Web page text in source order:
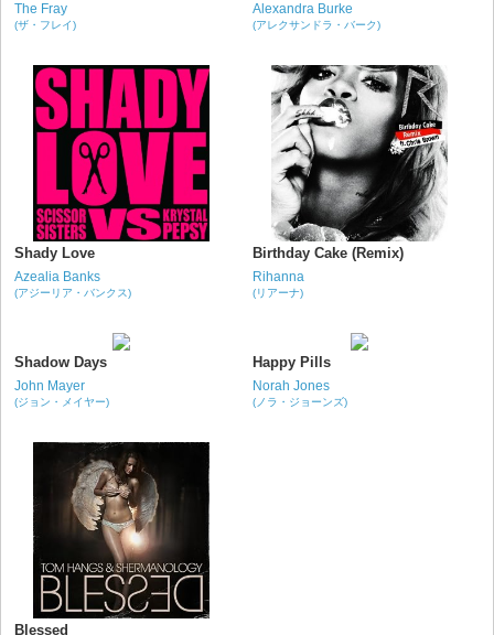
The Fray
(ザ・フレイ)
Alexandra Burke
(アレクサンドラ・バーク)
Shady Love
Azealia Banks
(アジーリア・バンクス)
Birthday Cake (Remix)
Rihanna
(リアーナ)
Shadow Days
John Mayer
(ジョン・メイヤー)
Happy Pills
Norah Jones
(ノラ・ジョーンズ)
Blessed